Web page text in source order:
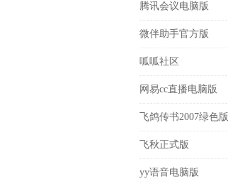
腾讯会议电脑版
微伴助手官方版
呱呱社区
网易cc直播电脑版
飞鸽传书2007绿色版
飞秋正式版
yy语音电脑版